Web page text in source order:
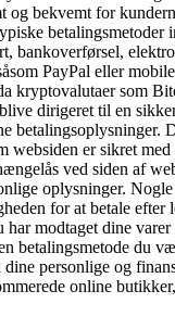
og bekvemt for
betalingsmetoder
bankoverførsel,
PayPal eller
kryptovalutaer som
dirigeret til en
betalingsoplysninger.
websiden er sikret
ved siden af
oplysninger.
for at betale efter
har modtaget dine
betalingsmetode du
personlige og
online